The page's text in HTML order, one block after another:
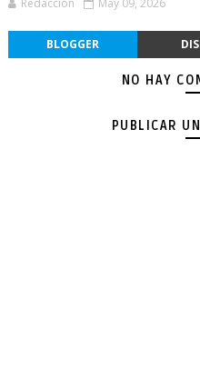
BLOGGER
NO HAY
PUBLICAR